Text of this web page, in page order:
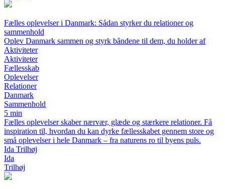
Fælles oplevelser i Danmark: Sådan styrker du relationer og
sammenhold
Oplev Danmark sammen og styrk båndene til dem, du holder af
Aktiviteter
Aktiviteter
Fællesskab
Oplevelser
Relationer
Danmark
Sammenhold
5 min
Fælles oplevelser skaber nærvær, glæde og stærkere relationer. Få
inspiration til, hvordan du kan dyrke fællesskabet gennem store og
små oplevelser i hele Danmark – fra naturens ro til byens puls.
Ida Trilhøj
Ida
Trilhøj